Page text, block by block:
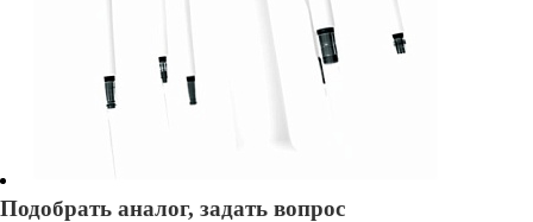
Подобрать аналог, задать вопрос